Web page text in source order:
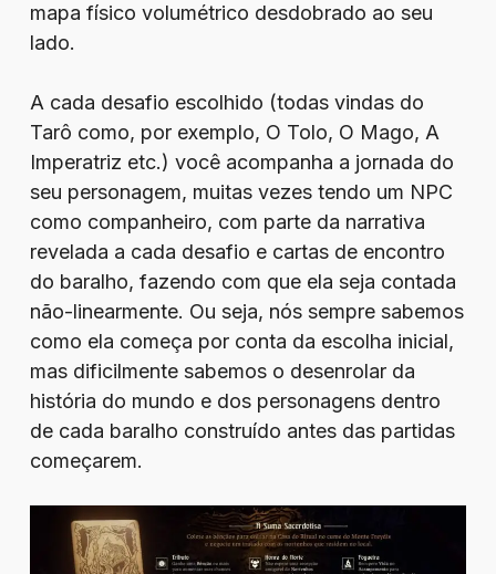
mapa físico volumétrico desdobrado ao seu
lado.
A cada desafio escolhido (todas vindas do
Tarô como, por exemplo, O Tolo, O Mago, A
Imperatriz etc.) você acompanha a jornada do
seu personagem, muitas vezes tendo um NPC
como companheiro, com parte da narrativa
revelada a cada desafio e cartas de encontro
do baralho, fazendo com que ela seja contada
não-linearmente. Ou seja, nós sempre sabemos
como ela começa por conta da escolha inicial,
mas dificilmente sabemos o desenrolar da
história do mundo e dos personagens dentro
de cada baralho construído antes das partidas
começarem.